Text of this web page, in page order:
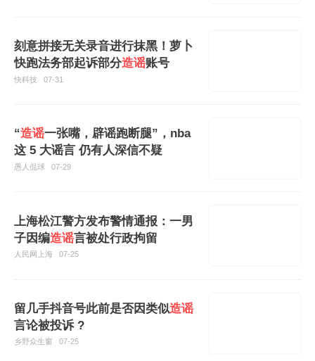
刻意拼接无关录音进行抹黑！萝卜
快跑法务部起诉部分造谣账号
快科技 07-31
“造谣一张嘴，辟谣跑断腿”，nba
这 5 大谣言 仍有人深信不疑
愚人侃球 07-29
上海松江警方发布警情通报：一男
子因编造谣言被处行政拘留
人民网上海 07-25
留几手抖音号此前是否因类似造谣
言论被投诉 ?
乡野众生窗 07-25